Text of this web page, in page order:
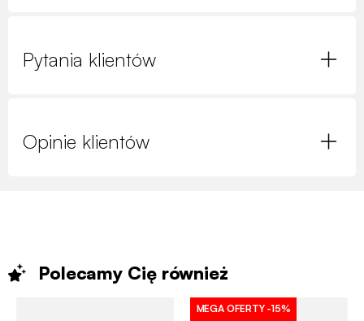
Pytania klientów
Opinie klientów
Polecamy Cię również
MEGA OFERTY -15%